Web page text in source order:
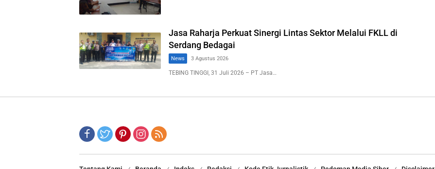
Jasa Raharja Perkuat Sinergi Lintas Sektor Melalui FKLL di
Serdang Bedagai
News 3 Agustus 2026
TEBING TINGGI, 31 Juli 2026 – PT Jasa…